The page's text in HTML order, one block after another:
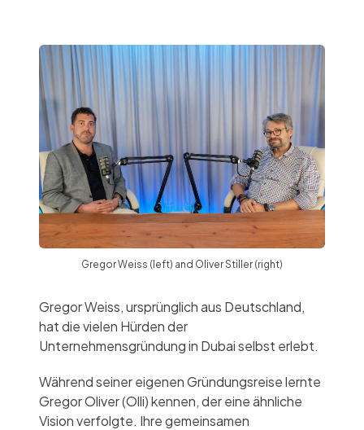
Gregor Weiss (left) and Oliver Stiller (right)
Gregor Weiss, ursprünglich aus Deutschland,
hat die vielen Hürden der
Unternehmensgründung in Dubai selbst erlebt.
Während seiner eigenen Gründungsreise lernte
Gregor Oliver (Olli) kennen, der eine ähnliche
Vision verfolgte. Ihre gemeinsamen